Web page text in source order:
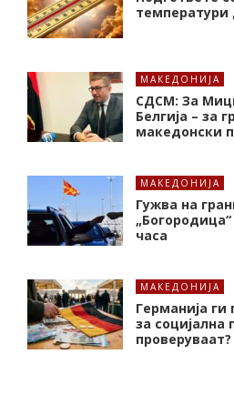
температури
МАКЕДОНИЈА
СДСМ: За
Белгија – за
македонски
МАКЕДОНИЈА
Гужва на
часа
МАКЕДОНИЈА
Германија
за
проверуваат?